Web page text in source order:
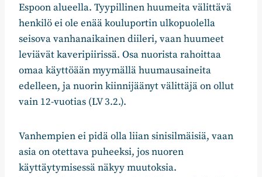
Espoon alueella. Tyypillinen huumeita välittävä
henkilö ei ole enää kouluportin ulkopuolella
seisova vanhanaikainen diileri, vaan huumeet
leviävät kaveripiirissä. Osa nuorista rahoittaa
omaa käyttöään myymällä huumausaineita
edelleen, ja nuorin kiinnijäänyt välittäjä on ollut
vain 12-vuotias (LV 3.2.).
Vanhempien ei pidä olla liian sinisilmäisiä, vaan
asia on otettava puheeksi, jos nuoren
käyttäytymisessä näkyy muutoksia.